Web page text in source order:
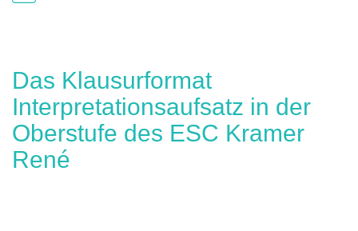
Das Klausurformat
Interpretationsaufsatz in der
Oberstufe des ESC Kramer
René